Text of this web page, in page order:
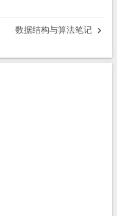
数据结构与算法笔记